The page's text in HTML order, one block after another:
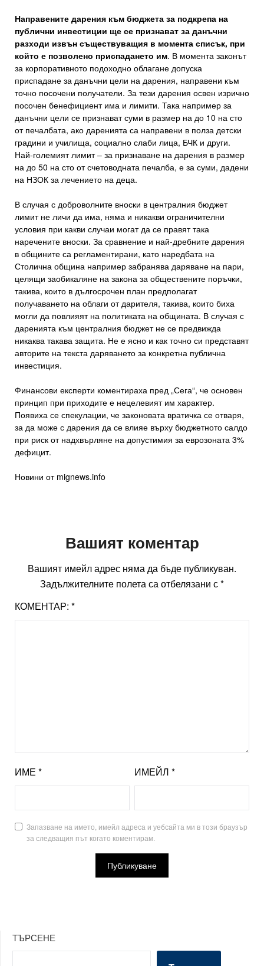
Направените дарения към бюджета за подкрепа на
публични инвестиции ще се признават за данъчни
разходи извън съществуващия в момента списък, при
който е позволено приспадането им. В момента законът
за корпоративното подоходно облагане допуска
приспадане за данъчни цели на дарения, направени към
точно посочени получатели. За тези дарения освен изрично
посочен бенефициент има и лимити. Така например за
данъчни цели се признават суми в размер на до 10 на сто
от печалбата, ако даренията са направени в полза детски
градини и училища, социално слаби лица, БЧК и други.
Най-големият лимит – за признаване на дарения в размер
на до 50 на сто от счетоводната печалба, е за суми, дадени
на НЗОК за лечението на деца.
В случая с доброволните вноски в централния бюджет
лимит не личи да има, няма и никакви ограничителни
условия при какви случаи могат да се правят така
наречените вноски. За сравнение и най-дребните дарения
в общините са регламентирани, като наредбата на
Столична община например забранява даряване на пари,
целящи заобикаляне на закона за обществените поръчки,
такива, които в дългосрочен план предполагат
получаването на облаги от дарителя, такива, които биха
могли да повлияят на политиката на общината. В случая с
даренията към централния бюджет не се предвижда
никаква такава защита. Не е ясно и как точно си представят
авторите на текста даряването за конкретна публична
инвестиция.
Финансови експерти коментираха пред „Сега“, че основен
принцип при приходите е нецелевият им характер.
Появиха се спекулации, че законовата вратичка се отваря,
за да може с дарения да се влияе върху бюджетното салдо
при риск от надхвърляне на допустимия за еврозоната 3%
дефицит.
Новини от mignews.info
Вашият коментар
Вашият имейл адрес няма да бъде публикуван.
Задължителните полета са отбелязани с*
КОМЕНТАР: *
ИМЕ * ИМЕЙЛ *
Запазване на името, имейл адреса и уебсайта ми в този браузър
за следващия път когато коментирам.
ТЪРСЕНЕ